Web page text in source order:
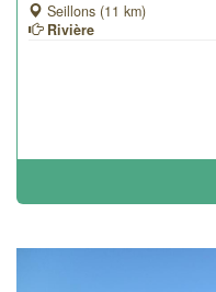
Seillons (11 km)
Rivière